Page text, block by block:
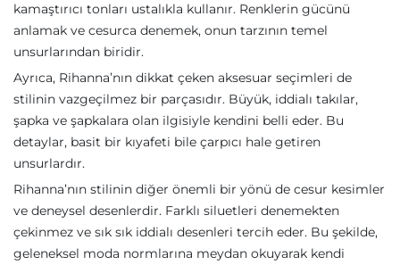
kamaştırıcı tonları ustalıkla kullanır. Renklerin gücünü
anlamak ve cesurca denemek, onun tarzının temel
unsurlarından biridir.
Ayrıca, Rihanna’nın dikkat çeken aksesuar seçimleri de
stilinin vazgeçilmez bir parçasıdır. Büyük, iddialı takılar,
şapka ve şapkalara olan ilgisiyle kendini belli eder. Bu
detaylar, basit bir kıyafeti bile çarpıcı hale getiren
unsurlardır.
Rihanna’nın stilinin diğer önemli bir yönü de cesur kesimler
ve deneysel desenlerdir. Farklı siluetleri denemekten
çekinmez ve sık sık iddialı desenleri tercih eder. Bu şekilde,
geleneksel moda normlarına meydan okuyarak kendi